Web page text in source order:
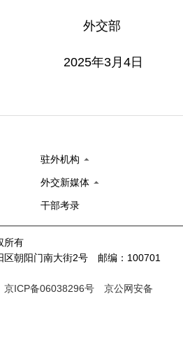
外交部
2025年3月4日
驻外机构
外交新媒体
干部考录
所有
区朝阳门南大街2号 邮编：100701
京ICP备06038296号
京公网安备